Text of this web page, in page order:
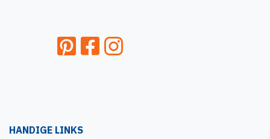
HANDIGE LINKS